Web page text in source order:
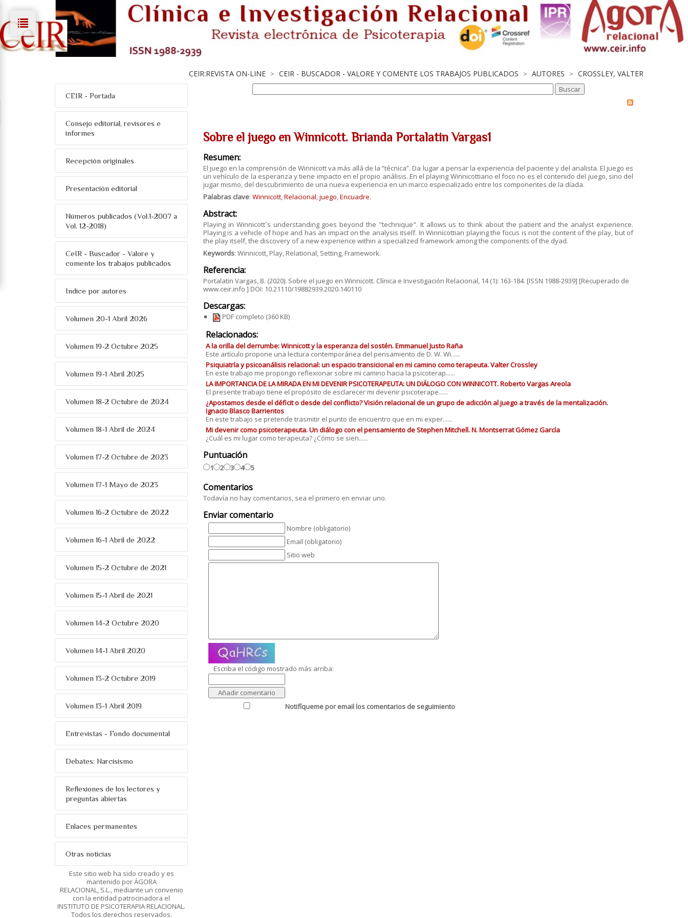
CEIR:REVISTA ON-LINE > CEIR - BUSCADOR - VALORE Y COMENTE LOS TRABAJOS PUBLICADOS > AUTORES > CROSSLEY, VALTER
CEIR - Portada
Consejo editorial, revisores e
informes
Recepción originales
Presentación editorial
Números publicados (Vol.1-2007 a
Vol. 12-2018)
CeIR - Buscador - Valore y
comente los trabajos publicados
Indice por autores
Volumen 20-1 Abril 2026
Volumen 19-2 Octubre 2025
Volumen 19-1 Abril 2025
Volumen 18-2 Octubre de 2024
Volumen 18-1 Abril de 2024
Volumen 17-2 Octubre de 2023
Volumen 17-1 Mayo de 2023
Volumen 16-2 Octubre de 2022
Volumen 16-1 Abril de 2022
Volumen 15-2 Octubre de 2021
Volumen 15-1 Abril de 2021
Volumen 14-2 Octubre 2020
Volumen 14-1 Abril 2020
Volumen 13-2 Octubre 2019
Volumen 13-1 Abril 2019
Entrevistas - Fondo documental
Debates: Narcisismo
Reflexiones de los lectores y
preguntas abiertas
Enlaces permanentes
Otras noticias
Este sitio web ha sido creado y es
mantenido por ÁGORA
RELACIONAL, S.L., mediante un convenio
con la entidad patrocinadora el
INSTITUTO DE PSICOTERAPIA RELACIONAL.
Todos los derechos reservados.
Sobre el juego en Winnicott. Brianda Portalatin Vargas1
Resumen:
El juego en la comprensión de Winnicott va más allá de la “técnica”. Da lugar a pensar la experiencia del paciente y del analista. El juego es
un vehículo de la esperanza y tiene impacto en el propio análisis. En el playing Winnicottiano el foco no es el contenido del juego, sino del
jugar mismo, del descubrimiento de una nueva experiencia en un marco especializado entre los componentes de la díada.
Palabras clave: Winnicott,Relacional,juego,Encuadre.
Abstract:
Playing in Winnicott´s understanding goes beyond the "technique". It allows us to think about the patient and the analyst experience.
Playing is a vehicle of hope and has an impact on the analysis itself. In Winnicottian playing the focus is not the content of the play, but of
the play itself, the discovery of a new experience within a specialized framework among the components of the dyad.
Keywords: Winnicott, Play, Relational, Setting, Framework.
Referencia:
Portalatin Vargas, B. (2020). Sobre el juego en Winnicott. Clínica e Investigación Relacional, 14 (1): 163-184. [ISSN 1988-2939] [Recuperado de
www.ceir.info ] DOI: 10.21110/19882939.2020.140110
Descargas:
PDF completo (360 KB)
Relacionados:
A la orilla del derrumbe: Winnicott y la esperanza del sostén. Emmanuel Justo Raña
Este artículo propone una lectura contemporánea del pensamiento de D. W. Wi......
Psiquiatría y psicoanálisis relacional: un espacio transicional en mi camino como terapeuta. Valter Crossley
En este trabajo me propongo reflexionar sobre mi camino hacia la psicoterap......
LA IMPORTANCIA DE LA MIRADA EN MI DEVENIR PSICOTERAPEUTA: UN DIÁLOGO CON WINNICOTT. Roberto Vargas Areola
El presente trabajo tiene el propósito de esclarecer mi devenir psicoterape......
¿Apostamos desde el déficit o desde del conflicto? Visión relacional de un grupo de adicción al juego a través de la mentalización.
Ignacio Blasco Barrientos
En este trabajo se pretende trasmitir el punto de encuentro que en mi exper......
Mi devenir como psicoterapeuta. Un diálogo con el pensamiento de Stephen Mitchell. N. Montserrat Gómez García
¿Cuál es mi lugar como terapeuta? ¿Cómo se sien......
Puntuación
1 2 3 4 5
Comentarios
Todavía no hay comentarios, sea el primero en enviar uno.
Enviar comentario
Nombre (obligatorio)
Email (obligatorio)
Sitio web
Escriba el código mostrado más arriba:
Notifíqueme por email los comentarios de seguimiento